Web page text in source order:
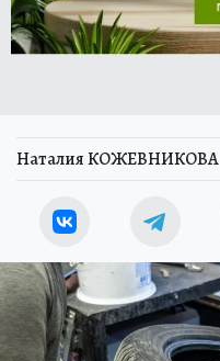
Наталия КОЖЕВНИКОВА